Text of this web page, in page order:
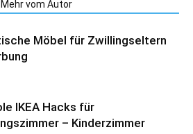
Mehr vom Autor
Möbel für Zwillingseltern
IKEA Hacks für
– Kinderzimmer